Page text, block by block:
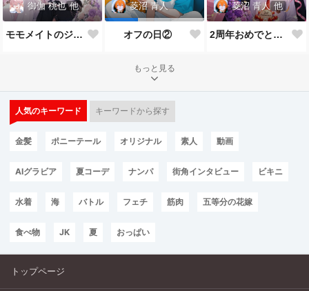
御伽 桃也 他
モモメイトのジューンブライド*:✨\( ॑˘ ॑◍\ 💒💍 ﾉ◍ ॑˘ ॑ )ﾉ✨:*
菱沼 青人
オフの日②
菱沼 青人 他
2周年おめでとうございます🎉🎂
もっと見る
人気のキーワード キーワードから探す
金髪 ポニーテール オリジナル 素人 動画
AIグラビア 夏コーデ ナンパ 街角インタビュー ビキニ
水着 海 バトル フェチ 筋肉 五等分の花嫁
食べ物 JK 夏 おっぱい
トップページ